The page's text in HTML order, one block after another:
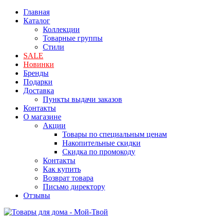
Главная
Каталог
Коллекции
Товарные группы
Стили
SALE
Новинки
Бренды
Подарки
Доставка
Пункты выдачи заказов
Контакты
О магазине
Акции
Товары по специальным ценам
Накопительные скидки
Скидка по промокоду
Контакты
Как купить
Возврат товара
Письмо директору
Отзывы